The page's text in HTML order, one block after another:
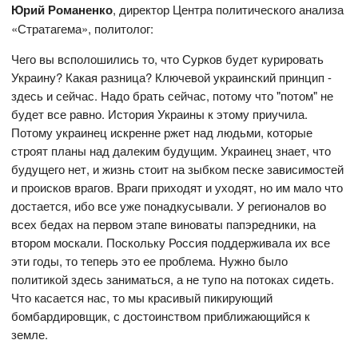
Юрий Романенко, директор Центра политического анализа
«Стратагема», политолог:
Чего вы всполошились то, что Сурков будет курировать
Украину? Какая разница? Ключевой украинский принцип -
здесь и сейчас. Надо брать сейчас, потому что "потом" не
будет все равно. История Украины к этому приучила.
Потому украинец искренне ржет над людьми, которые
строят планы над далеким будущим. Украинец знает, что
будущего нет, и жизнь стоит на зыбком песке зависимостей
и происков врагов. Враги приходят и уходят, но им мало что
достается, ибо все уже понадкусывали. У регионалов во
всех бедах на первом этапе виноваты папэредники, на
втором москали. Поскольку Россия поддерживала их все
эти годы, то теперь это ее проблема. Нужно было
политикой здесь заниматься, а не тупо на потоках сидеть.
Что касается нас, то мы красивый пикирующий
бомбардировщик, с достоинством приближающийся к
земле.